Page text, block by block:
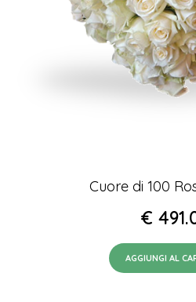
Cuore di 100
€
AGGIUNGI AL